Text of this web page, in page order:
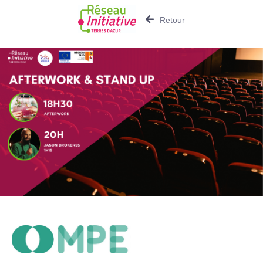
Retour